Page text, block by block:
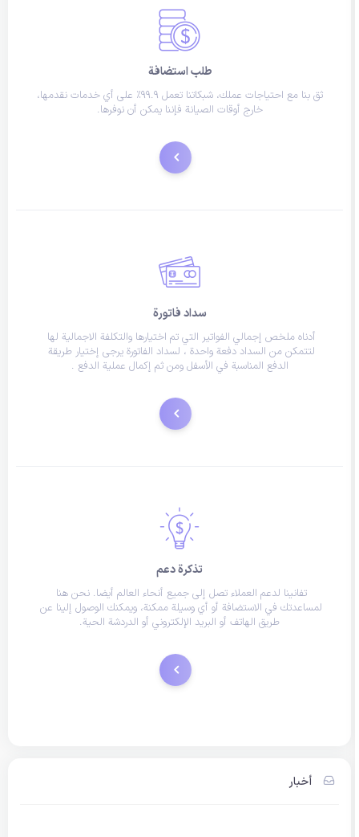
طلب استضافة
ثق بنا مع احتياجات عملك، شبكاتنا تعمل 99.9٪ على أي خدمات نقدمها،
خارج أوقات الصيانة فإننا يمكن أن نوفرها.
طلب جديد
سداد فاتورة
أدناه ملخص إجمالي الفواتير التي تم اختيارها والتكلفة الاجمالية لها
لتتمكن من السداد دفعة واحدة ، لسداد الفاتورة يرجى إختيار طريقة
الدفع المناسبة في الأسفل ومن ثم إكمال عملية الدفع .
إدفع الآن
تذكرة دعم
تفانينا لدعم العملاء تصل إلى جميع أنحاء العالم أيضا. نحن هنا
لمساعدتك في الاستضافة أو أي وسيلة ممكنة، ويمكنك الوصول إلينا عن
طريق الهاتف أو البريد الإلكتروني أو الدردشة الحية.
الدعم الفني
أخبار